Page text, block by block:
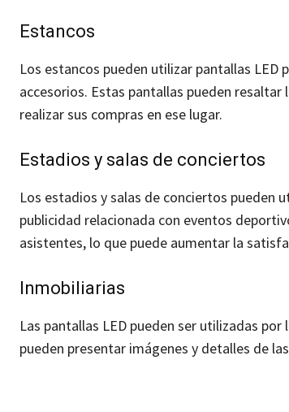
Estancos
Los estancos pueden utilizar pantallas
accesorios. Estas pantallas pueden
realizar sus compras en ese lugar.
Estadios y salas de conciertos
Los estadios y salas de conciertos pueden
publicidad relacionada con eventos
asistentes, lo que puede aumentar la
Inmobiliarias
Las pantallas LED pueden ser utilizadas
pueden presentar imágenes y detalles de